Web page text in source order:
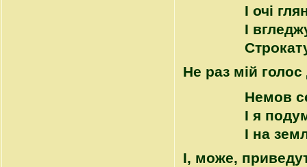
І очі
І
Не раз мій
Немов
І я
І на
І, може,